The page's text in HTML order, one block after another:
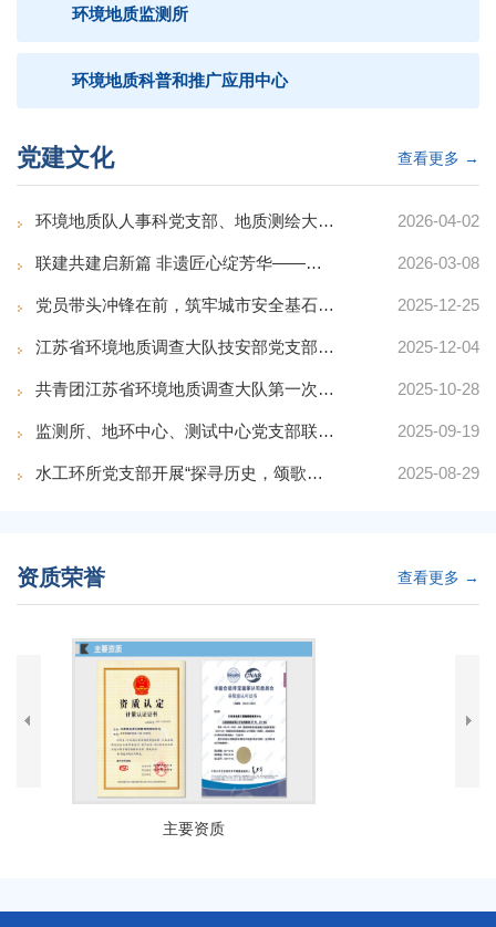
环境地质监测所
环境地质科普和推广应用中心
党建文化 查看更多 →
环境地质队人事科党支部、地质测绘大队机关第一党支部联... 2026-04-02
联建共建启新篇 非遗匠心绽芳华——环境地质队联合工会... 2026-03-08
党员带头冲锋在前，筑牢城市安全基石-环境地质队高质量... 2025-12-25
江苏省环境地质调查大队技安部党支部、地环中心党支部与... 2025-12-04
共青团江苏省环境地质调查大队第一次团员大会胜利召开 2025-10-28
监测所、地环中心、测试中心党支部联合开展主题党日活动 2025-09-19
水工环所党支部开展“探寻历史，颂歌抗战精神” 主题实... 2025-08-29
资质荣誉 查看更多 →
主要资质